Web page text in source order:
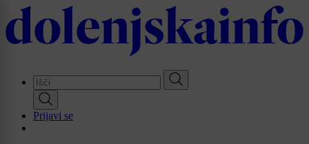
Skip
to
main
Prijavi se